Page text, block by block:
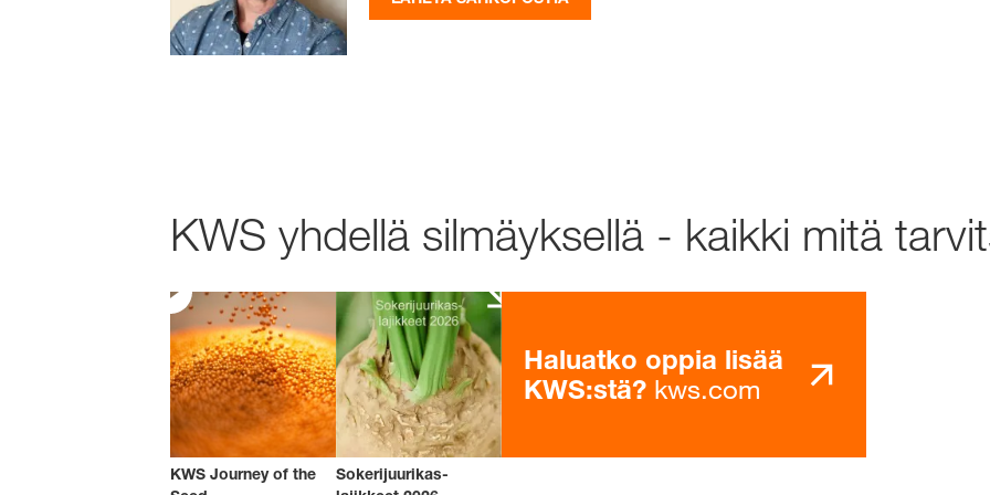
KWS yhdellä silmäyksellä - kaikki mitä
KWS Journey of the
Sokerijuurikas-
Haluatko oppia lisää
KWS:stä? kws.com